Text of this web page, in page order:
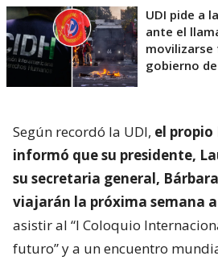
UDI pide a
ante el
gobierno
Según recordó la UDI, el
informó que su presidente,
su secretaria general,
viajarán la próxima semana
asistir al “I Coloquio
futuro” y a un encuentro